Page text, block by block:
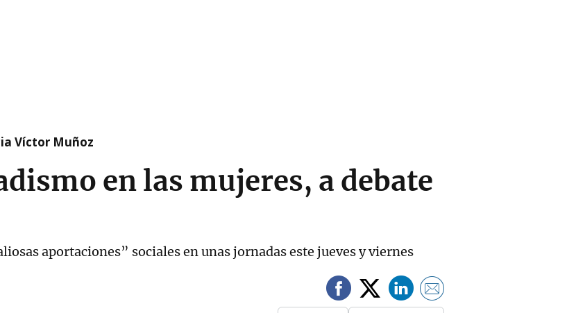
Víctor Muñoz
en las mujeres, a debate
aportaciones” sociales en unas jornadas este jueves y viernes